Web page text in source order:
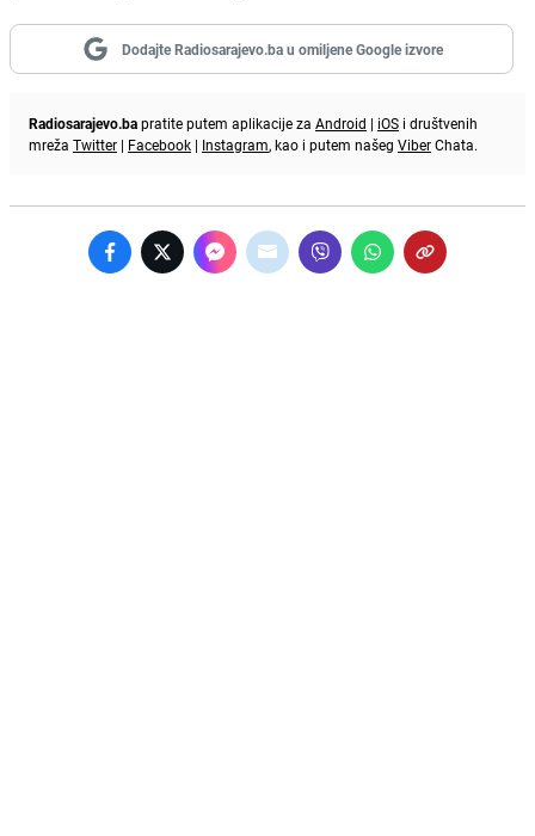
Dodajte Radiosarajevo.ba u omiljene Google izvore
Radiosarajevo.bapratite putem aplikacije za Android | iOS i društvenih
mreža Twitter | Facebook | Instagram, kao i putem našeg ViberChata.